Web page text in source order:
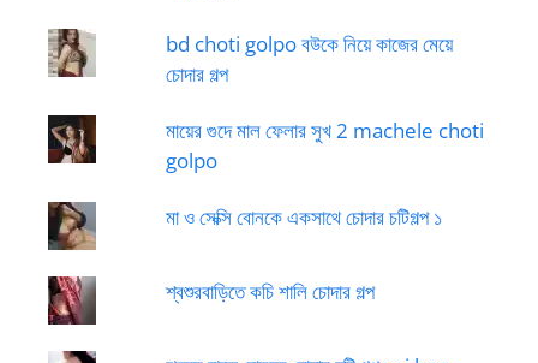
bd choti golpo বউকে নিয়ে কাজের মেয়ে
চোদার গল্প
মায়ের গুদে মাল ফেলার সুখ 2 machele choti
golpo
মা ও সেক্সি বোনকে একসাথে চোদার চটিগল্প ১
শ্বশুরবাড়িতে কচি শালি চোদার গল্প